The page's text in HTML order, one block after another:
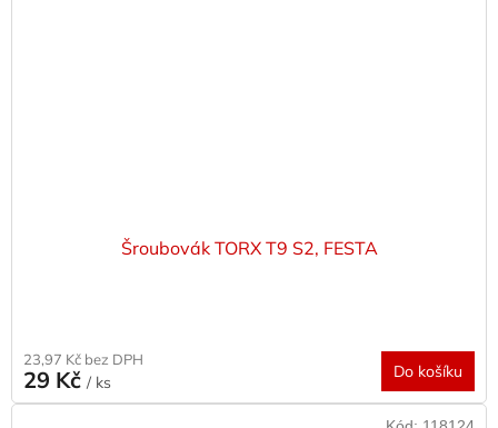
Šroubovák TORX T9 S2, FESTA
23,97 Kč bez DPH
29 Kč / ks
Do košíku